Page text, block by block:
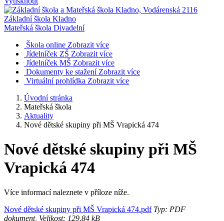
Základní škola Kladno
Mateřská škola Divadelní
Škola online Zobrazit více
Jídelníček ZŠ Zobrazit více
Jídelníček MŠ Zobrazit více
Dokumenty ke stažení Zobrazit více
Virtuální prohlídka Zobrazit více
Úvodní stránka
Mateřská škola
Aktuality
Nové dětské skupiny při MŠ Vrapická 474
Nové dětské skupiny při MŠ
Vrapická 474
Více informací naleznete v příloze níže.
Nové dětské skupiny při MŠ Vrapická 474.pdfTyp: PDF
dokument, Velikost: 129.84 kB